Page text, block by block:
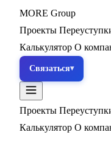
MORE Group
Проекты
Калькулятор О
Связаться
Проекты
Калькулятор О